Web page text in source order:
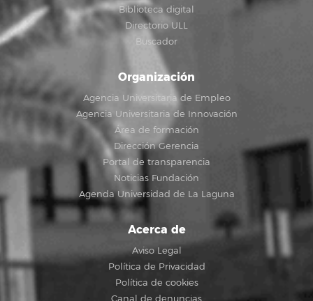
Biblioteca digital
Directorio ULL
Buscador
Organización
Agencia Universitaria de Empleo
Agencia Universitaria de Innovación
Área de formación
Dirección Gerencia
Portal de transparencia
Noticias Fundación
Agenda Universidad de La Laguna
Acerca de
Aviso Legal
Política de Privacidad
Política de cookies
Canal de denuncias